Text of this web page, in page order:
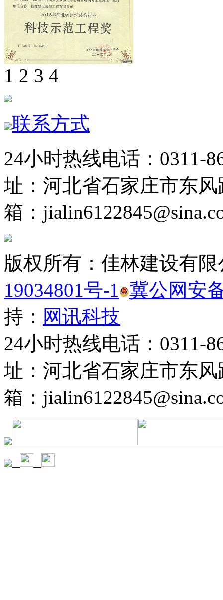
1 2 3 4
联系方式
24小时热线电话：0311-
址：河北省石家庄市东
箱：
版权所有：佳林建设有
19034801号-1
冀公网安
持： 网讯科技
24小时热线电话：0311-
址：河北省石家庄市东
箱：